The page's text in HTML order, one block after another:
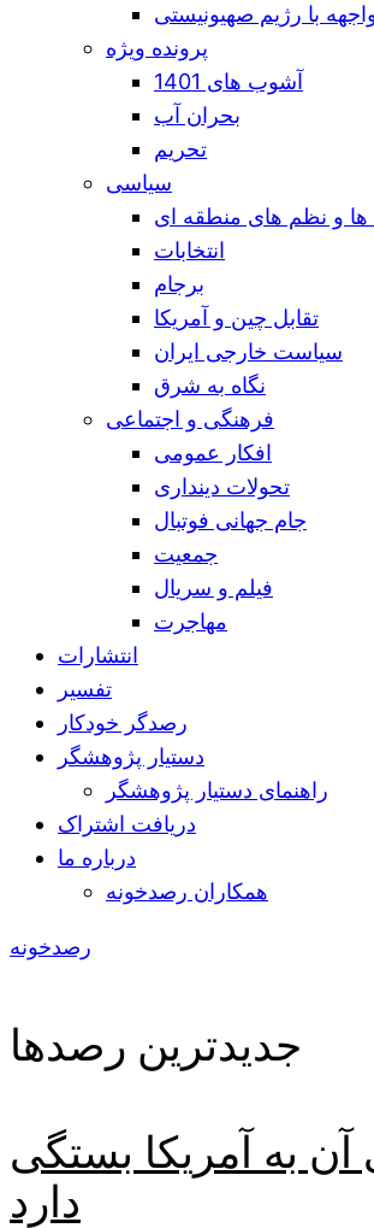
با رژیم صهیونیستی
پرونده ویژه
آشوب های 1401
بحران آب
تحریم
سیاسی
ها و نظم های منطقه ای
انتخابات
برجام
تقابل چین و آمریکا
سیاست خارجی ایران
نگاه به شرق
فرهنگی و اجتماعی
افکار عمومی
تحولات دینداری
جام جهانی فوتبال
جمعیت
فیلم و سریال
مهاجرت
انتشارات
تفسیر
رصدگر خودکار
دستیار پژوهشگر
راهنمای دستیار پژوهشگر
دریافت اشتراک
درباره ما
همکاران رصدخونه
رصدخونه
جدیدترین رصدها
آن به آمریکا بستگی
دارد